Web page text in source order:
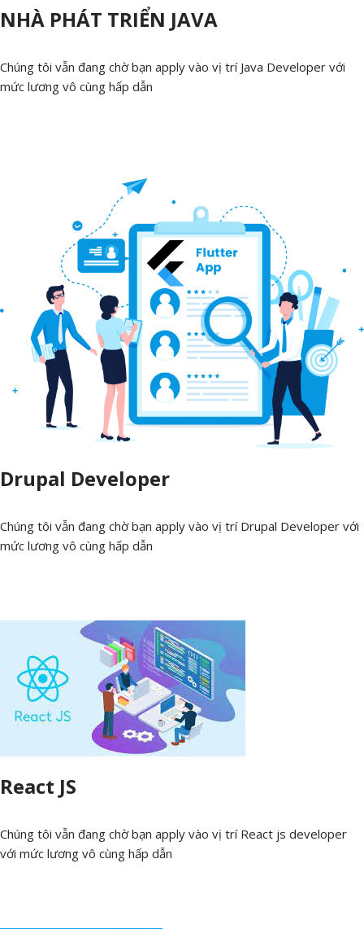
NHÀ PHÁT TRIỂN JAVA
Chúng tôi vẫn đang chờ bạn apply vào vị trí Java Developer với
mức lương vô cùng hấp dẫn
Drupal Developer
Chúng tôi vẫn đang chờ bạn apply vào vị trí Drupal Developer với
mức lương vô cùng hấp dẫn
React JS
Chúng tôi vẫn đang chờ bạn apply vào vị trí React js developer
với mức lương vô cùng hấp dẫn